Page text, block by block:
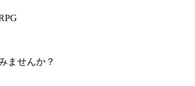
ませんか？